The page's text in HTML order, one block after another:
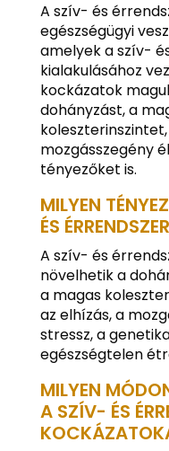
A szív- és
egészségügyi
amelyek a szív-
kialakulásához
kockázatok
dohányzást, a
mozgásszegény
tényezőket is.
MILYEN
ÉS
A szív- és
növelhetik a
a magas
az elhízás, a
stressz, a
egészségtelen
MILYEN
A SZÍV- ÉS